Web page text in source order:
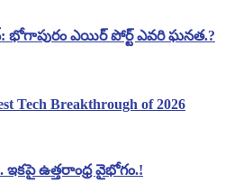
భోగాపురం ఎయిర్ పోర్ట్ ఎవరి ఘనత.?
Tech Breakthrough of 2026
ఉత్తరాంధ్ర వైభోగం.!